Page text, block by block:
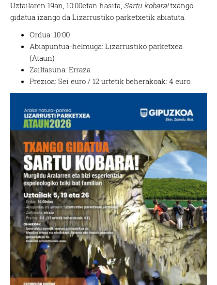
Uztailaren 19an, 10:00etan hasita, Sartu kobara!txango
gidatua izango da Lizarrustiko parketxetik abiatuta.
Ordua: 10:00
Abiapuntua-helmuga: Lizarrustiko parketxea
(Ataun)
Zailtasuna: Erraza
Prezioa: Sei euro / 12 urtetik beherakoak: 4 euro.